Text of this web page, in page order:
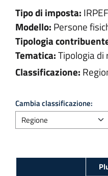
Tipo di imposta: IRPEF
Modello: Persone
Tipologia
Tematica:Tipologia di
Classificazione:
Cambia classificazione: